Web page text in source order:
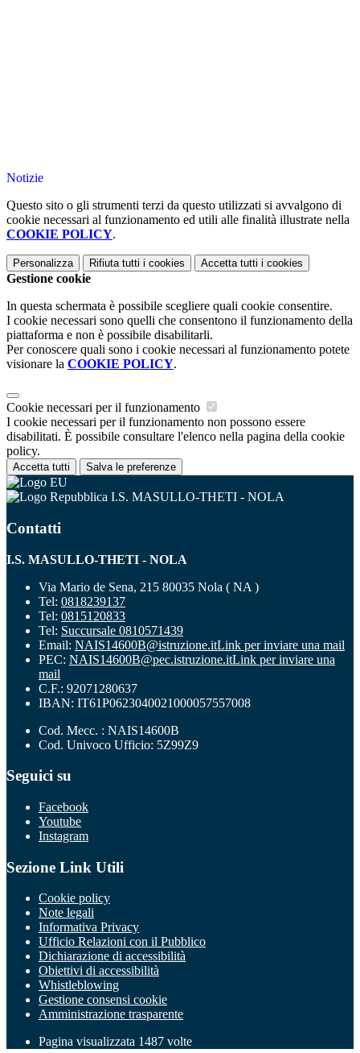
Notizie
Questo sito o gli strumenti terzi da questo utilizzati si avvalgono di
cookie necessari al funzionamento ed utili alle finalità illustrate nella
COOKIE POLICY.
Personalizza Rifiuta tutti i cookies Accetta tutti i cookies
Gestione cookie
In questa schermata è possibile scegliere quali cookie consentire.
I cookie necessari sono quelli che consentono il funzionamento della
piattaforma e non è possibile disabilitarli.
Per conoscere quali sono i cookie necessari al funzionamento potete
visionare la COOKIE POLICY.
Cookie necessari per il funzionamento
I cookie necessari per il funzionamento non possono essere
disabilitati. È possibile consultare l'elenco nella pagina della cookie
policy.
Accetta tutti Salva le preferenze
I.S. MASULLO-THETI - NOLA
Contatti
I.S. MASULLO-THETI - NOLA
Via Mario de Sena, 215 80035 Nola ( NA )
Tel: 0818239137
Tel: 0815120833
Tel: Succursale 0810571439
Email: NAIS14600B@istruzione.itLink per inviare una mail
PEC: NAIS14600B@pec.istruzione.itLink per inviare una
mail
C.F.: 92071280637
IBAN: IT61P0623040021000057557008
Cod. Mecc. : NAIS14600B
Cod. Univoco Ufficio: 5Z99Z9
Seguici su
Facebook
Youtube
Instagram
Sezione Link Utili
Cookie policy
Note legali
Informativa Privacy
Ufficio Relazioni con il Pubblico
Dichiarazione di accessibilità
Obiettivi di accessibilità
Whistleblowing
Gestione consensi cookie
Amministrazione trasparente
Pagina visualizzata 1487 volte